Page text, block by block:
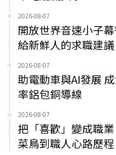
2026-08-07
開放世界音速小子
給新鮮人的求職建議
2026-08-07
助電動車與AI發展
率鋁包銅導線
2026-08-07
把「喜歡」變成職
菜鳥到職人心路歷程